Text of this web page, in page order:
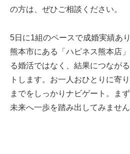
の方は、ぜひご相談ください。
5日に1組のペースで成婚実績あり
熊本市にある「ハピネス熊本店
る婚活ではなく、結果につなが
トします。お一人おひとりに寄
までをしっかりナビゲート。ま
未来へ一歩を踏み出してみません